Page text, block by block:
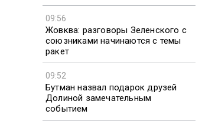
09:56
Жовква: разговоры Зеленского с
союзниками начинаются с темы
ракет
09:52
Бутман назвал подарок друзей
Долиной замечательным
событием